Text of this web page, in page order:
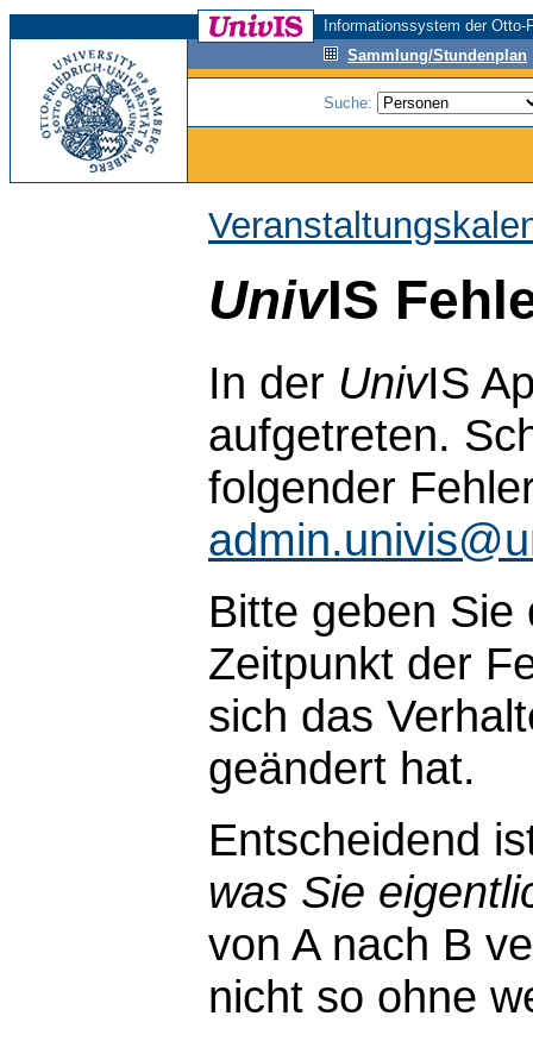
Informationssystem der
Sammlung/Stundenplan
Suche:
UnivIS
In der UnivIS
aufgetreten.
folgender
Bitte geben
Zeitpunkt der
sich das
geändert hat.
Entscheidend
was Sie
von A nach B
nicht so ohne